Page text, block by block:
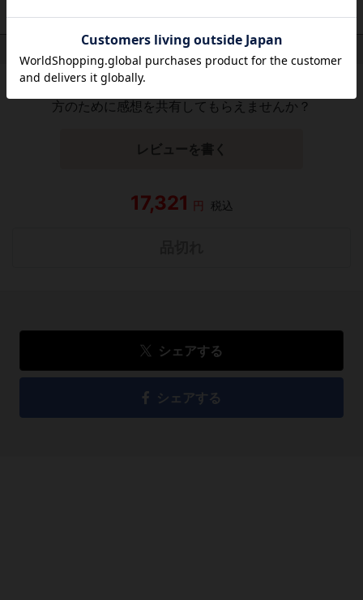
作品レビュー （関連商品を含む）
この作品にはまだレビューがありません。 今後読まれる
方のために感想を共有してもらえませんか？
レビューを書く
17,321 円 税込
シェアする
シェアする